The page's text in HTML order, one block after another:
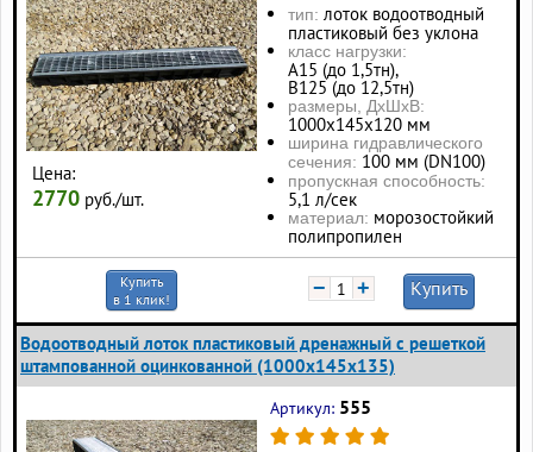
Цена:
2770 руб./шт.
тип: лоток водоотводный
пластиковый без уклона
класс нагрузки:
А15 (до 1,5тн),
В125 (до 12,5тн)
размеры, ДхШхВ:
1000х145х120 мм
ширина гидравлического
сечения: 100 мм (DN100)
пропускная способность:
5,1 л/сек
материал: морозостойкий
полипропилен
Купить
в 1 клик!
− + Купить
Водоотводный лоток пластиковый дренажный с решеткой
штампованной оцинкованной (1000x145x135)
Артикул: 555